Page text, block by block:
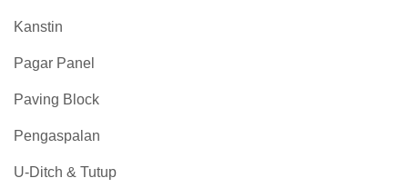
Kanstin
Pagar Panel
Paving Block
Pengaspalan
U-Ditch & Tutup